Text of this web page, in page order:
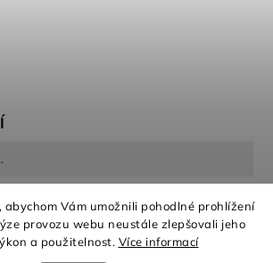
abychom Vám umožnili pohodlné prohlížení
provozu webu neustále zlepšovali jeho
a použitelnost. Více informací